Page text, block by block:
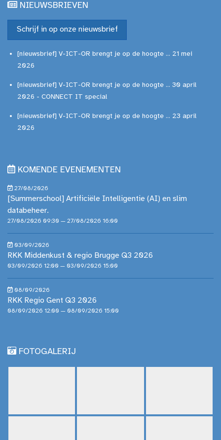
NIEUWSBRIEVEN
Schrijf in op onze nieuwsbrief
[nieuwsbrief] V-ICT-OR brengt je op de hoogte ... 21 mei
2026
[nieuwsbrief] V-ICT-OR brengt je op de hoogte ... 30 april
2026 - CONNECT IT special
[nieuwsbrief] V-ICT-OR brengt je op de hoogte ... 23 april
2026
KOMENDE EVENEMENTEN
27/08/2026
[Summerschool] Artificiële Intelligentie (AI) en slim
databeheer.
27/08/2026 09:30 — 27/08/2026 16:00
03/09/2026
RKK Middenkust & regio Brugge Q3 2026
03/09/2026 12:00 — 03/09/2026 15:00
08/09/2026
RKK Regio Gent Q3 2026
08/09/2026 12:00 — 08/09/2026 15:00
FOTOGALERIJ